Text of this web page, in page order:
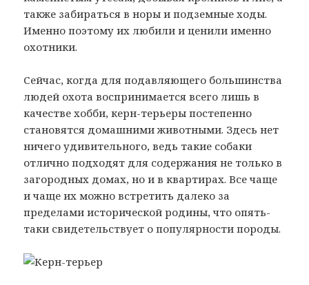
также забираться в норы и подземные ходы.
Именно поэтому их любили и ценили именно
охотники.
Сейчас, когда для подавляющего большинства
людей охота воспринимается всего лишь в
качестве хобби, керн-терьеры постепенно
становятся домашними животными. Здесь нет
ничего удивительного, ведь такие собаки
отлично подходят для содержания не только в
загородных домах, но и в квартирах. Все чаще
и чаще их можно встретить далеко за
пределами исторической родины, что опять-
таки свидетельствует о популярности породы.